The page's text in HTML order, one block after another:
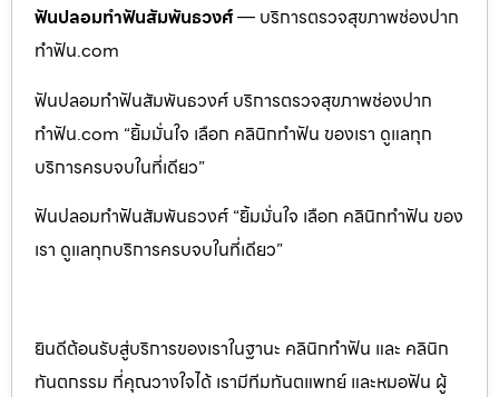
ฟันปลอมทำฟันสัมพันธวงศ์— บริการตรวจสุขภาพช่องปาก
ทำฟัน.com
ฟันปลอมทำฟันสัมพันธวงศ์ บริการตรวจสุขภาพช่องปาก
ทำฟัน.com “ยิ้มมั่นใจ เลือก คลินิกทำฟัน ของเรา ดูแลทุก
บริการครบจบในที่เดียว”
ฟันปลอมทำฟันสัมพันธวงศ์ “ยิ้มมั่นใจ เลือก คลินิกทำฟัน ของ
เรา ดูแลทุกบริการครบจบในที่เดียว”
ยินดีต้อนรับสู่บริการของเราในฐานะ คลินิกทำฟัน และ คลินิก
ทันตกรรม ที่คุณวางใจได้ เรามีทีมทันตแพทย์ และหมอฟัน ผู้